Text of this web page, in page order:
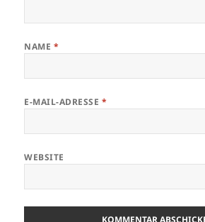
NAME *
E-MAIL-ADRESSE *
WEBSITE